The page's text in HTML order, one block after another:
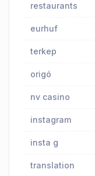
restaurants
eurhuf
terkep
origó
nv casino
instagram
insta g
translation